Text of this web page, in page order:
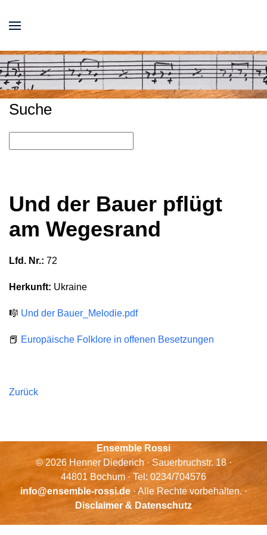
Suche
Und der Bauer pflügt
am Wegesrand
Lfd. Nr.: 72
Herkunft: Ukraine
🎼 Und der Bauer_Melodie.pdf
📕 Europäische Folklore in offenen Besetzungen
Zurück
Ensemble Rossi
© 2026 Henner Diederich · Sauerbruchstr. 18 ·
44801 Bochum · Tel: 0234/704576
info@ensemble-rossi.de· Alle Rechte vorbehalten. ·
Disclaimer & Datenschutz